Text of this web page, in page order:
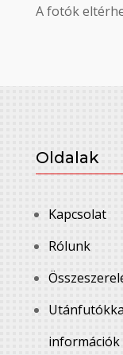
A fotók
Oldalak
Kapcsolat
Rólunk
információk